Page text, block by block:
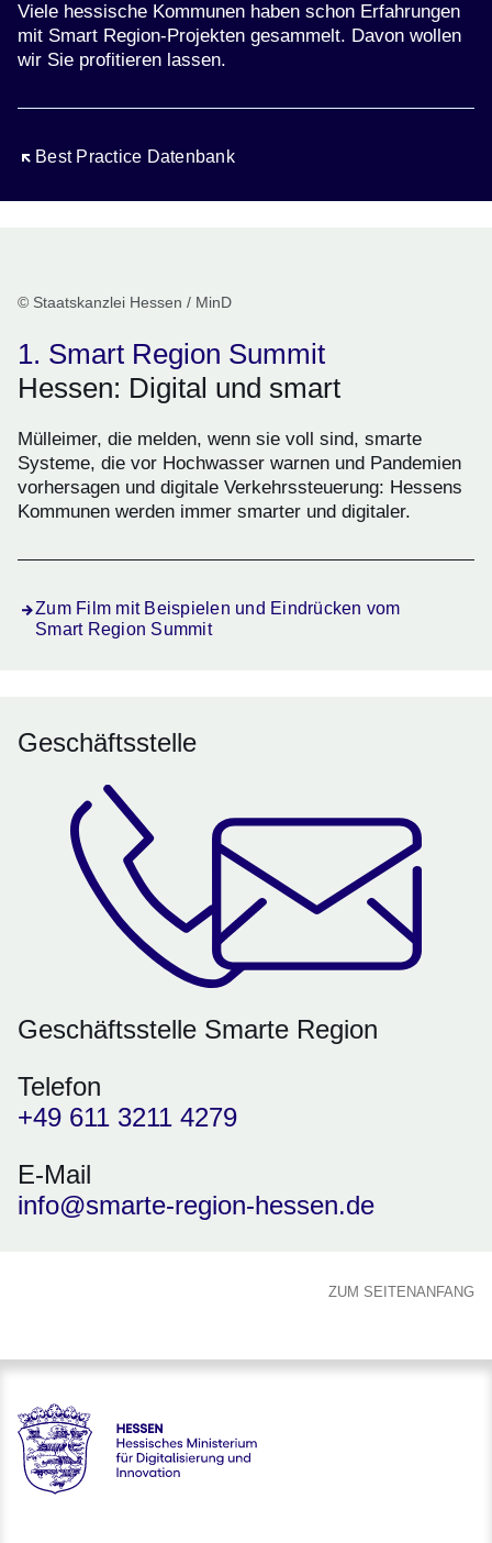
Viele hessische Kommunen haben schon Erfahrungen
mit Smart Region-Projekten gesammelt. Davon wollen
wir Sie profitieren lassen.
Best Practice Datenbank
Öffnet sich in einem neuen Fenster
© Staatskanzlei Hessen / MinD
1. Smart Region Summit
Hessen: Digital und smart
Mülleimer, die melden, wenn sie voll sind, smarte
Systeme, die vor Hochwasser warnen und Pandemien
vorhersagen und digitale Verkehrssteuerung: Hessens
Kommunen werden immer smarter und digitaler.
Zum Film mit Beispielen und Eindrücken vom
Smart Region Summit
Geschäftsstelle
Geschäftsstelle Smarte Region
Telefon
+49 611 3211 4279
E-Mail
info@smarte-region-hessen.de
ZUM SEITENANFANG
Hessen - Hessisches Ministerium für Digitalisierung und